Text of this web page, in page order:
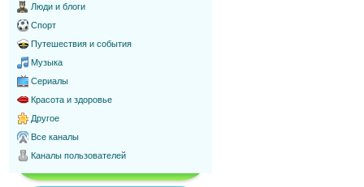
Люди и блоги
Спорт
Путешествия и события
Музыка
Сериалы
Красота и здоровье
Другое
Все каналы
Каналы пользователей